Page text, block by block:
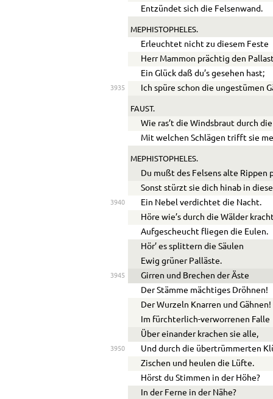
Entzündet sich die Felsenwand.
MEPHISTOPHELES.
Erleuchtet nicht zu diesem Feste
Herr Mammon prächtig den
Ein Glück daß du’s gesehen hast;
3935 Ich spüre schon die ungestümen
FAUST.
Wie ras’t die Windsbraut durch
Mit welchen Schlägen trifft sie
MEPHISTOPHELES.
Du mußt des Felsens alte Rippen
Sonst stürzt sie dich hinab in
3940
Ein Nebel verdichtet die Nacht.
Höre wie’s durch die Wälder
Aufgescheucht fliegen die Eulen.
Hör’ es splittern die Säulen
Ewig grüner Palläste.
3945
Girren und Brechen der Äste
Der Stämme mächtiges Dröhnen!
Der Wurzeln Knarren und Gähnen!
Im fürchterlich-verworrenen Falle
Über einander krachen sie alle,
3950
Und durch die übertrümmerten
Zischen und heulen die Lüfte.
Hörst du Stimmen in der Höhe?
In der Ferne in der Nähe?